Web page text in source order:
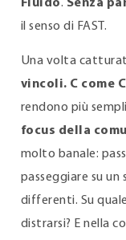
Fluido. Senza
il senso di FAST.
Una volta
vincoli. C come
rendono più
focus della
molto banale:
passeggiare su
differenti. Su
distrarsi? E nella